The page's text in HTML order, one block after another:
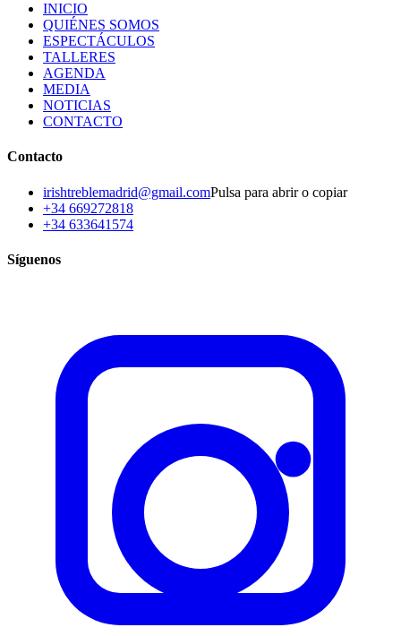
INICIO
QUIÉNES SOMOS
ESPECTÁCULOS
TALLERES
AGENDA
MEDIA
NOTICIAS
CONTACTO
Contacto
irishtreblemadrid@gmail.comPulsa para abrir o copiar
+34 669272818
+34 633641574
Síguenos